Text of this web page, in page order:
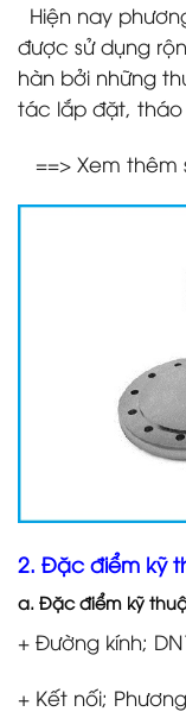
Hiện nay
được sử dụng
hàn bởi những
tác lắp đặt, tháo
==> Xem thêm
2. Đặc điểm kỹ
a. Đặc điểm kỹ
+ Đường kính;
+ Kết nối;